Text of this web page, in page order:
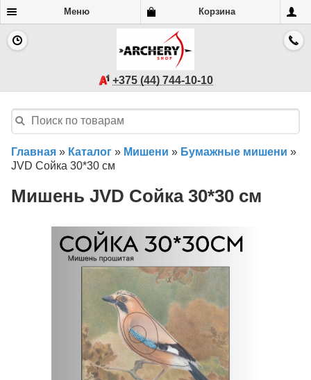
Меню Корзина
+375 (44) 744-10-10
Главная » Каталог » Мишени » Бумажные мишени »
JVD Сойка 30*30 см
Мишень JVD Сойка 30*30 см